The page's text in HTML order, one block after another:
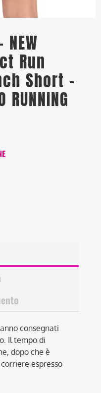
NEW
Run
Short –
RUNNING
consegnati
Il tempo di
dopo che è
espresso